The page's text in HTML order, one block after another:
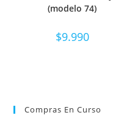
(modelo 74)
$9.990
Compras En Curso